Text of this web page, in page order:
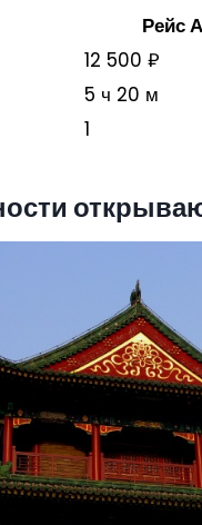
Рейс А
12 500 ₽
5 ч 20 м
1